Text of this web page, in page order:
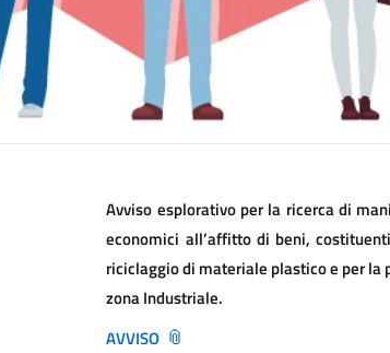
Avviso esplorativo per la ricerca di
economici all’affitto di beni,
riciclaggio di materiale plastico e per
zona Industriale.
AVVISO